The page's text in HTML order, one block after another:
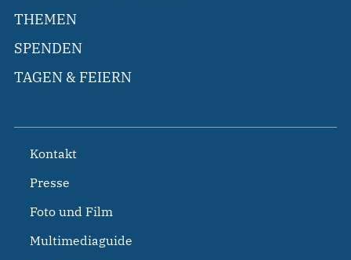
THEMEN
SPENDEN
TAGEN & FEIERN
Kontakt
Presse
Foto und Film
Multimediaguide